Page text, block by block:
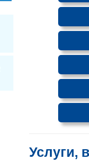
Услуги,